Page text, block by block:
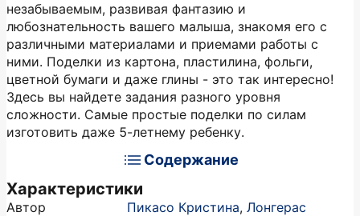
незабываемым, развивая фантазию и
любознательность вашего малыша, знакомя его с
различными материалами и приемами работы с
ними. Поделки из картона, пластилина, фольги,
цветной бумаги и даже глины - это так интересно!
Здесь вы найдете задания разного уровня
сложности. Самые простые поделки по силам
изготовить даже 5-летнему ребенку.
Содержание
Характеристики
Автор Пикасо Кристина, Лонгерас